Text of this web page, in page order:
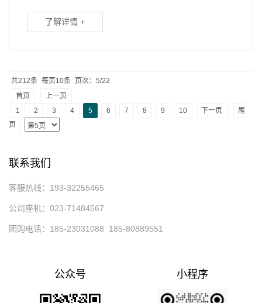
了解详情 +
共212条 每页10条
页次：5/22
首页
上一页
1
2 3 4 5 6 7 8 9 10 下一页
尾
页
联系我们
客服热线：193-32255465
公司座机：023-71484567
团购电话：185-23031088 185-80889551
公众号 小程序